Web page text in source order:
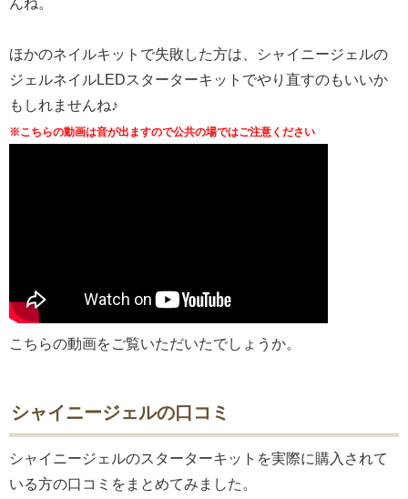
んね。
ほかのネイルキットで失敗した方は、シャイニージェルの
ジェルネイルLEDスターターキットでやり直すのもいいか
もしれませんね♪
※こちらの動画は音が出ますので公共の場ではご注意ください
こちらの動画をご覧いただいたでしょうか。
シャイニージェルの口コミ
シャイニージェルのスターターキットを実際に購入されて
いる方の口コミをまとめてみました。